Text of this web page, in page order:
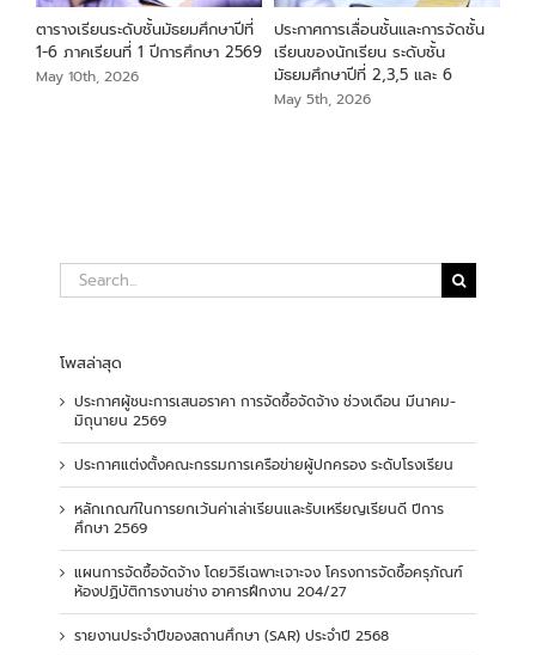
ตารางเรียนระดับชั้นมัธยมศึกษาปีที่
1-6 ภาคเรียนที่ 1 ปีการศึกษา 2569
May 10th, 2026
ประกาศการเลื่อนชั้นและการจัดชั้น
เรียนของนักเรียน ระดับชั้น
มัธยมศึกษาปีที่ 2,3,5 และ 6
May 5th, 2026
Search
for:
โพสล่าสุด
ประกาศผู้ชนะการเสนอราคา การจัดซื้อจัดจ้าง ช่วงเดือน มีนาคม-
มิถุนายน 2569
ประกาศแต่งตั้งคณะกรรมการเครือข่ายผู้ปกครอง ระดับโรงเรียน
หลักเกณฑ์ในการยกเว้นค่าเล่าเรียนและรับเหรียญเรียนดี ปีการ
ศึกษา 2569
แผนการจัดซื้อจัดจ้าง โดยวิธีเฉพาะเจาะจง โครงการจัดซื้อครุภัณฑ์
ห้องปฏิบัติการงานช่าง อาคารฝึกงาน 204/27
รายงานประจำปีของสถานศึกษา (SAR) ประจำปี 2568